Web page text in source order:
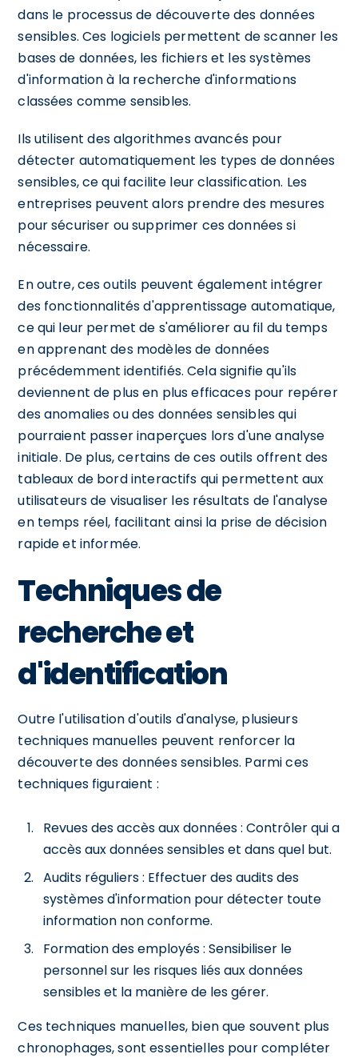
dans le processus de découverte des données
sensibles. Ces logiciels permettent de scanner les
bases de données, les fichiers et les systèmes
d'information à la recherche d'informations
classées comme sensibles.
Ils utilisent des algorithmes avancés pour
détecter automatiquement les types de données
sensibles, ce qui facilite leur classification. Les
entreprises peuvent alors prendre des mesures
pour sécuriser ou supprimer ces données si
nécessaire.
En outre, ces outils peuvent également intégrer
des fonctionnalités d'apprentissage automatique,
ce qui leur permet de s'améliorer au fil du temps
en apprenant des modèles de données
précédemment identifiés. Cela signifie qu'ils
deviennent de plus en plus efficaces pour repérer
des anomalies ou des données sensibles qui
pourraient passer inaperçues lors d'une analyse
initiale. De plus, certains de ces outils offrent des
tableaux de bord interactifs qui permettent aux
utilisateurs de visualiser les résultats de l'analyse
en temps réel, facilitant ainsi la prise de décision
rapide et informée.
Techniques de
recherche et
d'identification
Outre l'utilisation d'outils d'analyse, plusieurs
techniques manuelles peuvent renforcer la
découverte des données sensibles. Parmi ces
techniques figuraient :
Revues des accès aux données : Contrôler qui a
accès aux données sensibles et dans quel but.
Audits réguliers : Effectuer des audits des
systèmes d'information pour détecter toute
information non conforme.
Formation des employés : Sensibiliser le
personnel sur les risques liés aux données
sensibles et la manière de les gérer.
Ces techniques manuelles, bien que souvent plus
chronophages, sont essentielles pour compléter